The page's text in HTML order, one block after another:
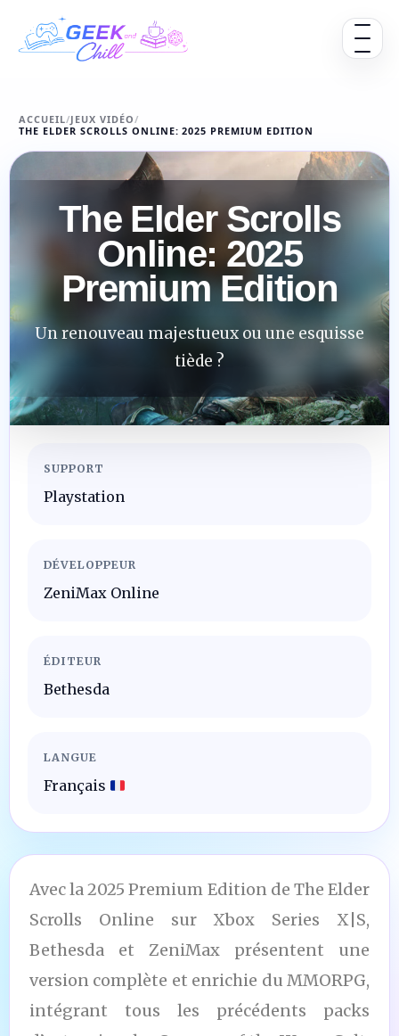
Ouvrir
ACCUEIL/JEUX VIDÉO/
THE ELDER SCROLLS ONLINE: 2025 PREMIUM EDITION
The Elder Scrolls
Online: 2025
Premium Edition
Un renouveau majestueux ou une esquisse
tiède ?
SUPPORT
Playstation
DÉVELOPPEUR
ZeniMax Online
ÉDITEUR
Bethesda
LANGUE
Français
Avec la 2025 Premium Edition de The Elder
Scrolls Online sur Xbox Series X|S,
Bethesda et ZeniMax présentent une
version complète et enrichie du MMORPG,
intégrant tous les précédents packs